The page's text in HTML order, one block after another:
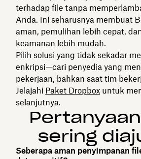
terhadap file tanpa
Anda. Ini seharusnya membuat
aman, pemulihan lebih cepat,
keamanan lebih mudah.
Pilih solusi yang tidak sekadar
enkripsi—cari penyedia yang
pekerjaan, bahkan saat tim
Jelajahi Paket Dropbox untuk
selanjutnya.
sering
Seberapa aman penyimpanan